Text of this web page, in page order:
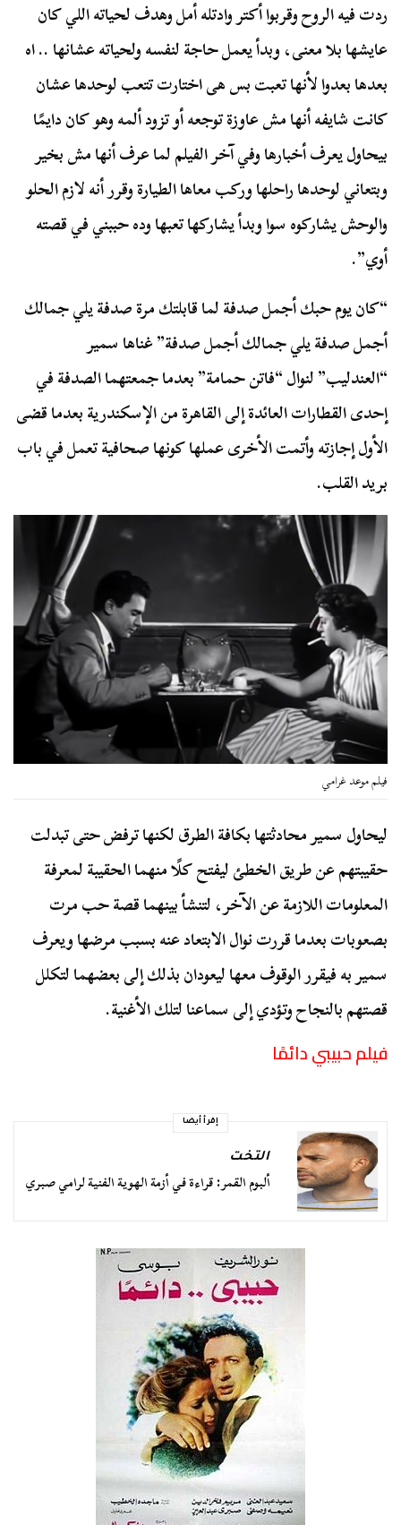
ردت فيه الروح وقربوا أكتر وادتله أمل وهدف لحياته اللي كان
عايشها بلا معنى، وبدأ يعمل حاجة لنفسه ولحياته عشانها .. اه
بعدها بعدوا لأنها تعبت بس هى اختارت تتعب لوحدها عشان
كانت شايفه أنها مش عاوزة توجعه أو تزود ألمه وهو كان دايمًا
بيحاول يعرف أخبارها وفي آخر الفيلم لما عرف أنها مش بخير
وبتعاني لوحدها راحلها وركب معاها الطيارة وقرر أنه لازم الحلو
والوحش يشاركوه سوا وبدأ يشاركها تعبها وده حببني في قصته
أوي”.
“كان يوم حبك أجمل صدفة لما قابلتك مرة صدفة يلي جمالك
أجمل صدفة يلي جمالك أجمل صدفة” غناها سمير
“العندليب” لنوال “فاتن حمامة” بعدما جمعتهما الصدفة في
إحدى القطارات العائدة إلى القاهرة من الإسكندرية بعدما قضى
الأول إجازته وأتمت الأخرى عملها كونها صحافية تعمل في باب
بريد القلب.
فيلم موعد غرامي
ليحاول سمير محادثتها بكافة الطرق لكنها ترفض حتى تبدلت
حقيبتهم عن طريق الخطئ ليفتح كلًا منهما الحقيبة لمعرفة
المعلومات اللازمة عن الآخر، لتنشأ بينهما قصة حب مرت
بصعوبات بعدما قررت نوال الابتعاد عنه بسبب مرضها ويعرف
سمير به فيقرر الوقوف معها ليعودان بذلك إلى بعضهما لتكلل
قصتهم بالنجاح وتؤدي إلى سماعنا لتلك الأغنية.
فيلم حبيبي دائمًا
إقرأ أيضا
التخت
ألبوم القمر: قراءة في أزمة الهوية الفنية لرامي صبري